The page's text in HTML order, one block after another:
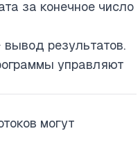
за конечное число
результатов.
управляют
могут